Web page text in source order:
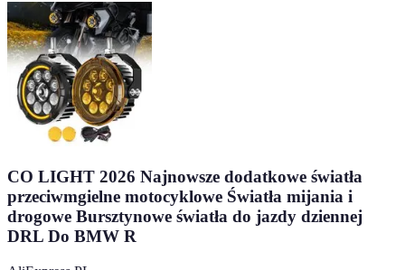
CO LIGHT 2026 Najnowsze dodatkowe światła
przeciwmgielne motocyklowe Światła mijania i
drogowe Bursztynowe światła do jazdy dziennej
DRL Do BMW R